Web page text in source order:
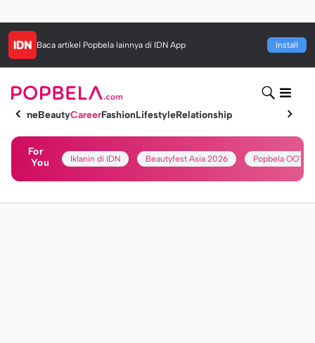
Baca artikel Popbela lainnya di IDN App Install
HomeBeautyCareerFashionLifestyleRelationship
For
You
Iklanin di IDN Beautyfest Asia 2026 Popbela OOTD